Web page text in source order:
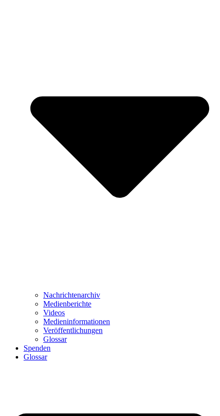
Nachrichtenarchiv
Medienberichte
Videos
Medieninformationen
Veröffentlichungen
Glossar
Spenden
Glossar